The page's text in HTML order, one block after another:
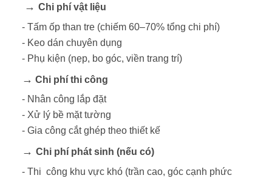
→ Chi phí vật liệu
- Tấm ốp than tre (chiếm 60–70% tổng chi phí)
- Keo dán chuyên dụng
- Phụ kiện (nẹp, bo góc, viền trang trí)
→ Chi phí thi công
- Nhân công lắp đặt
- Xử lý bề mặt tường
- Gia công cắt ghép theo thiết kế
→ Chi phí phát sinh (nếu có)
- Thi công khu vực khó (trần cao, góc cạnh phức